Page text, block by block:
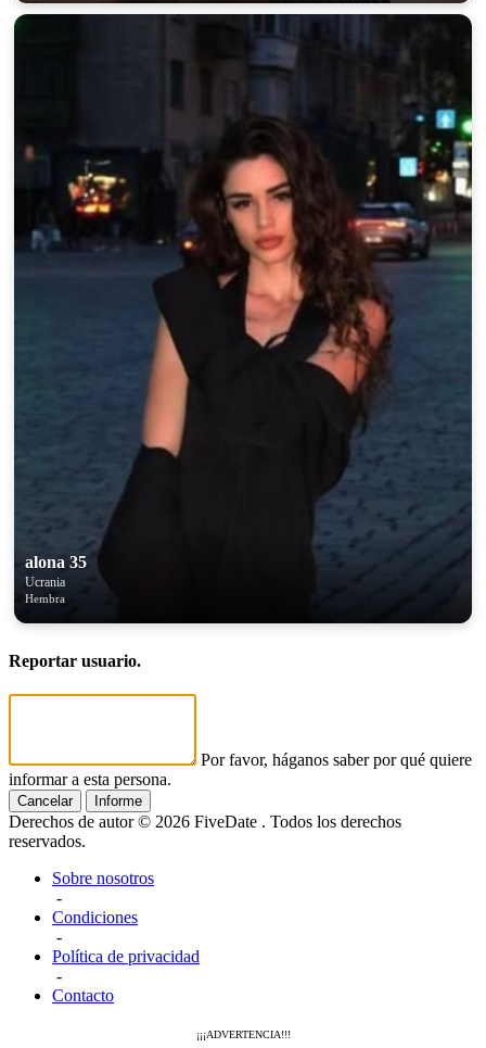
alona 35
Ucrania
Hembra
Reportar usuario.
Por favor, háganos saber por qué quiere
informar a esta persona.
Cancelar Informe
Derechos de autor © 2026 FiveDate . Todos los derechos
reservados.
Sobre nosotros
-
Condiciones
-
Política de privacidad
-
Contacto
¡¡¡ADVERTENCIA!!!